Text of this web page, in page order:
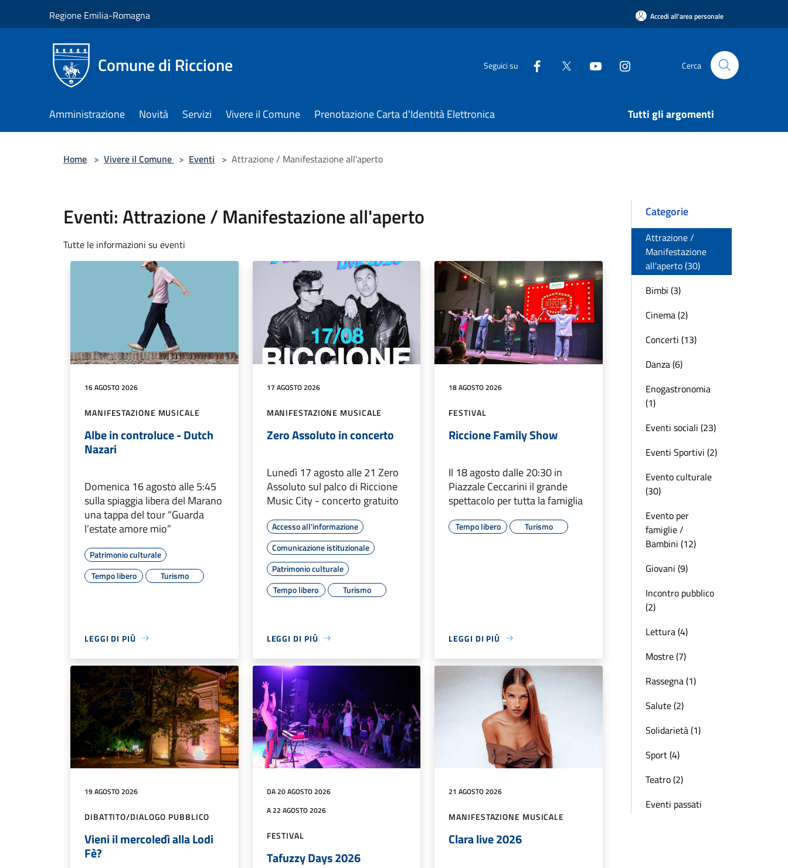
Regione Emilia-Romagna Accedi all'area personale
Comune di Riccione Seguici su Cerca
Amministrazione Novità Servizi Vivere il Comune Prenotazione Carta d'Identità Elettronica Tutti gli argomenti
Home > Vivere il Comune > Eventi > Attrazione / Manifestazione all'aperto
Eventi: Attrazione / Manifestazione all'aperto
Tutte le informazioni su eventi
16 AGOSTO 2026
MANIFESTAZIONE MUSICALE
Albe in controluce - Dutch
Nazari
Domenica 16 agosto alle 5:45
sulla spiaggia libera del Marano
una tappa del tour “Guarda
l’estate amore mio”
Patrimonio culturale
Tempo libero
Turismo
LEGGI DI PIÙ
17 AGOSTO 2026
MANIFESTAZIONE MUSICALE
Zero Assoluto in concerto
Lunedì 17 agosto alle 21 Zero
Assoluto sul palco di Riccione
Music City - concerto gratuito
Accesso all'informazione
Comunicazione istituzionale
Patrimonio culturale
Tempo libero
Turismo
LEGGI DI PIÙ
18 AGOSTO 2026
FESTIVAL
Riccione Family Show
Il 18 agosto dalle 20:30 in
Piazzale Ceccarini il grande
spettacolo per tutta la famiglia
Tempo libero Turismo
LEGGI DI PIÙ
19 AGOSTO 2026
DIBATTITO/DIALOGO PUBBLICO
Vieni il mercoledì alla Lodi
Fè?
DA 20 AGOSTO 2026
A 22 AGOSTO 2026
FESTIVAL
Tafuzzy Days 2026
21 AGOSTO 2026
MANIFESTAZIONE MUSICALE
Clara live 2026
Categorie
Attrazione /
Manifestazione
all'aperto (30)
Bimbi (3)
Cinema (2)
Concerti (13)
Danza (6)
Enogastronomia
(1)
Eventi sociali (23)
Eventi Sportivi (2)
Evento culturale
(30)
Evento per
famiglie /
Bambini (12)
Giovani (9)
Incontro pubblico
(2)
Lettura (4)
Mostre (7)
Rassegna (1)
Salute (2)
Solidarietà (1)
Sport (4)
Teatro (2)
Eventi passati